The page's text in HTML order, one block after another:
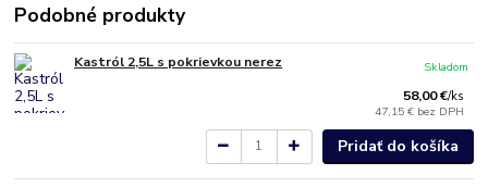
Podobné produkty
Kastról 2,5L s pokrievkou nerez
58,00 €/ks
47,15 € bez DPH
Skladom
Pridať do košíka